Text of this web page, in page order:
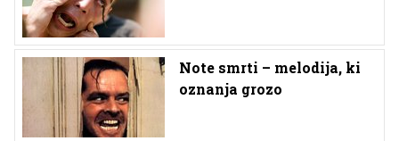
Note smrti – melodija, ki
oznanja grozo